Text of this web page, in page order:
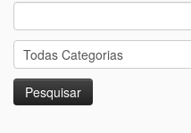
Search
for: